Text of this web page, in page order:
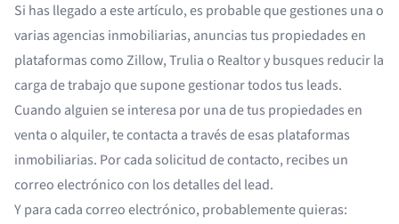
Si has llegado a este artículo, es probable que gestiones una o
varias agencias inmobiliarias, anuncias tus propiedades en
plataformas como Zillow, Trulia o Realtor y busques reducir la
carga de trabajo que supone gestionar todos tus leads.
Cuando alguien se interesa por una de tus propiedades en
venta o alquiler, te contacta a través de esas plataformas
inmobiliarias. Por cada solicitud de contacto, recibes un
correo electrónico con los detalles del lead.
Y para cada correo electrónico, probablemente quieras: